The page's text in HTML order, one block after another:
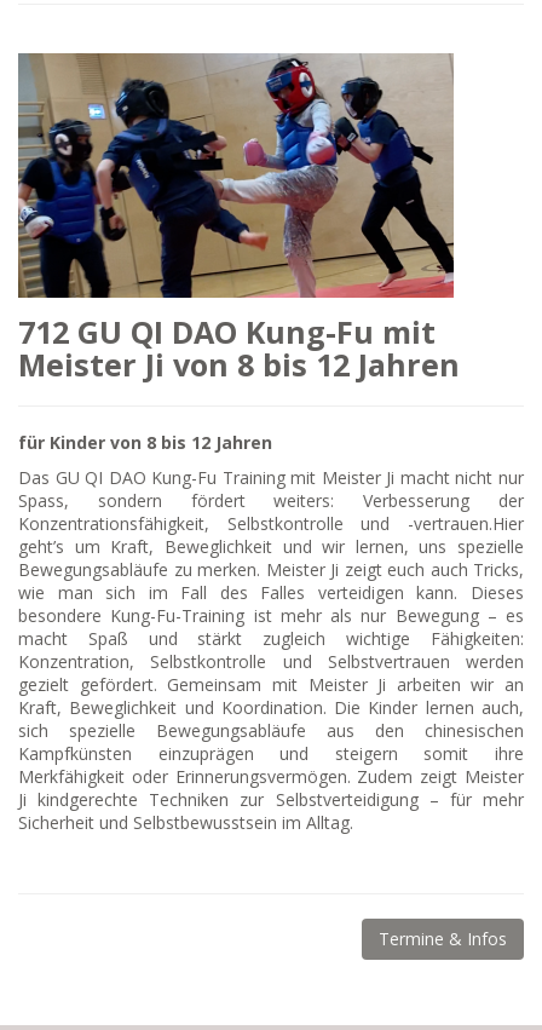
712 GU QI DAO Kung-Fu mit
Meister Ji von 8 bis 12 Jahren
für Kinder von 8 bis 12 Jahren
Das GU QI DAO Kung-Fu Training mit Meister Ji macht nicht nur
Spass, sondern fördert weiters: Verbesserung der
Konzentrationsfähigkeit, Selbstkontrolle und -vertrauen.Hier
geht’s um Kraft, Beweglichkeit und wir lernen, uns spezielle
Bewegungsabläufe zu merken. Meister Ji zeigt euch auch Tricks,
wie man sich im Fall des Falles verteidigen kann. Dieses
besondere Kung-Fu-Training ist mehr als nur Bewegung – es
macht Spaß und stärkt zugleich wichtige Fähigkeiten:
Konzentration, Selbstkontrolle und Selbstvertrauen werden
gezielt gefördert. Gemeinsam mit Meister Ji arbeiten wir an
Kraft, Beweglichkeit und Koordination. Die Kinder lernen auch,
sich spezielle Bewegungsabläufe aus den chinesischen
Kampfkünsten einzuprägen und steigern somit ihre
Merkfähigkeit oder Erinnerungsvermögen. Zudem zeigt Meister
Ji kindgerechte Techniken zur Selbstverteidigung – für mehr
Sicherheit und Selbstbewusstsein im Alltag.
Termine & Infos